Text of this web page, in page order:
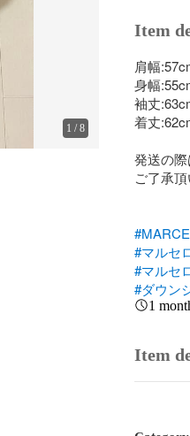
1 /8
Item
肩幅
身幅
袖丈
着丈
発送の
ご了承
#マルセ
#マルセ
#ダウン
1
Item